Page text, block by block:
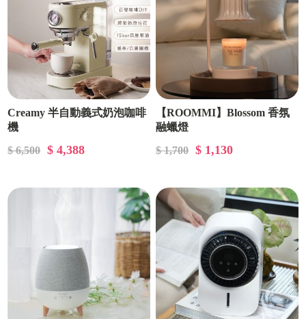
Creamy 半自動義式奶泡咖啡
機
$ 6,500
$ 4,388
【ROOMMI】Blossom 香氛
融蠟燈
$ 1,700
$ 1,130